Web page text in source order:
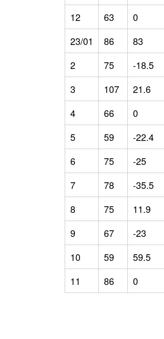
12
63 0
23/01
86 83
2
75 -18.5
3
107 21.6
4
66 0
5
59 -22.4
6
75 -25
7
78 -35.5
8
75 11.9
9
67 -23
10
59 59.5
11
86 0